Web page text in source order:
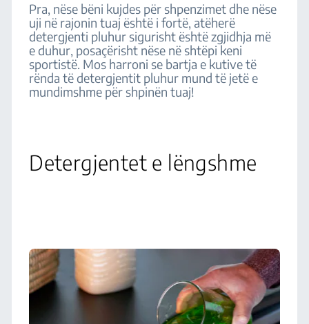
Pra, nëse bëni kujdes për shpenzimet dhe nëse
uji në rajonin tuaj është i fortë, atëherë
detergjenti pluhur sigurisht është zgjidhja më
e duhur, posaçërisht nëse në shtëpi keni
sportistë. Mos harroni se bartja e kutive të
rënda të detergjentit pluhur mund të jetë e
mundimshme për shpinën tuaj!
Detergjentet e lëngshme